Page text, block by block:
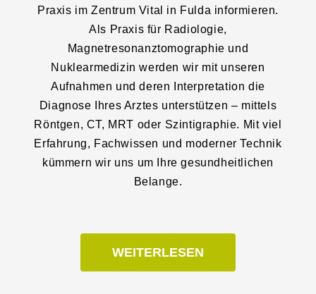
Praxis im Zentrum Vital in Fulda informieren.
Als Praxis für Radiologie,
Magnetresonanztomographie und
Nuklearmedizin werden wir mit unseren
Aufnahmen und deren Interpretation die
Diagnose Ihres Arztes unterstützen – mittels
Röntgen, CT, MRT oder Szintigraphie. Mit viel
Erfahrung, Fachwissen und moderner Technik
kümmern wir uns um Ihre gesundheitlichen
Belange.
WEITERLESEN